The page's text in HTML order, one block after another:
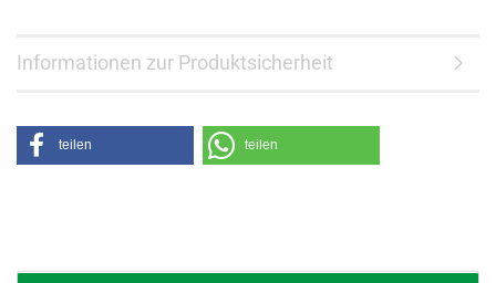
Informationen zur Produktsicherheit
teilen teilen